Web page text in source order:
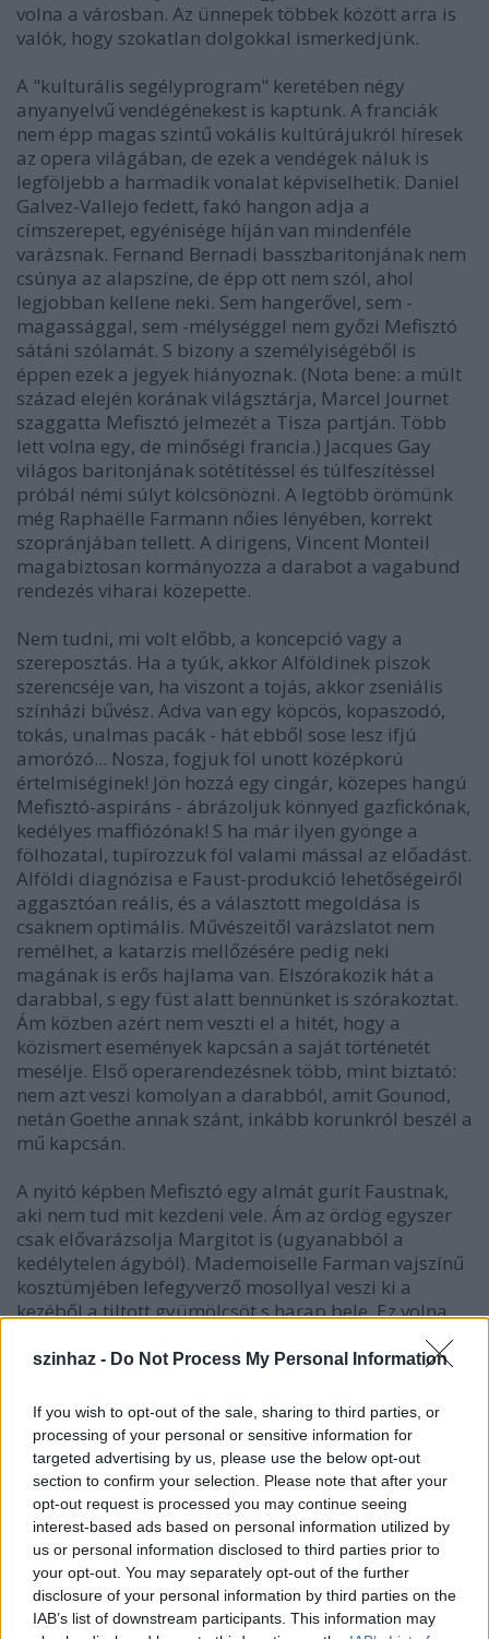
szinhaz - Do Not Process My Personal Information
If you wish to opt-out of the sale, sharing to third parties, or
processing of your personal or sensitive information for
targeted advertising by us, please use the below opt-out
section to confirm your selection. Please note that after your
opt-out request is processed you may continue seeing
interest-based ads based on personal information utilized by
us or personal information disclosed to third parties prior to
your opt-out. You may separately opt-out of the further
disclosure of your personal information by third parties on the
IAB’s list of downstream participants. This information may
volna a városban. Az ünnepek többek között arra is
valók, hogy szokatlan dolgokkal ismerkedjünk.
A "kulturális segélyprogram" keretében négy
anyanyelvű vendégénekest is kaptunk. A franciák
nem épp magas szintű vokális kultúrájukról híresek
az opera világában, de ezek a vendégek náluk is
legföljebb a harmadik vonalat képviselhetik. Daniel
Galvez-Vallejo fedett, fakó hangon adja a
címszerepet, egyénisége híján van mindenféle
varázsnak. Fernand Bernadi basszbaritonjának nem
csúnya az alapszíne, de épp ott nem szól, ahol
legjobban kellene neki. Sem hangerővel, sem -
magassággal, sem -mélységgel nem győzi Mefisztó
sátáni szólamát. S bizony a személyiségéből is
éppen ezek a jegyek hiányoznak. (Nota bene: a múlt
század elején korának világsztárja, Marcel Journet
szaggatta Mefisztó jelmezét a Tisza partján. Több
lett volna egy, de minőségi francia.) Jacques Gay
világos baritonjának sötétítéssel és túlfeszítéssel
próbál némi súlyt kölcsönözni. A legtöbb örömünk
még Raphaëlle Farmann nőies lényében, korrekt
szopránjában tellett. A dirigens, Vincent Monteil
magabiztosan kormányozza a darabot a vagabund
rendezés viharai közepette.
Nem tudni, mi volt előbb, a koncepció vagy a
szereposztás. Ha a tyúk, akkor Alföldinek piszok
szerencséje van, ha viszont a tojás, akkor zseniális
színházi bűvész. Adva van egy köpcös, kopaszodó,
tokás, unalmas pacák - hát ebből sose lesz ifjú
amorózó... Nosza, fogjuk föl unott középkorú
értelmiséginek! Jön hozzá egy cingár, közepes hangú
Mefisztó-aspiráns - ábrázoljuk könnyed gazfickónak,
kedélyes maffiózónak! S ha már ilyen gyönge a
fölhozatal, tupírozzuk föl valami mással az előadást.
Alföldi diagnózisa e Faust-produkció lehetőségeiről
aggasztóan reális, és a választott megoldása is
csaknem optimális. Művészeitől varázslatot nem
remélhet, a katarzis mellőzésére pedig neki
magának is erős hajlama van. Elszórakozik hát a
darabbal, s egy füst alatt bennünket is szórakoztat.
Ám közben azért nem veszti el a hitét, hogy a
közismert események kapcsán a saját történetét
mesélje. Első operarendezésnek több, mint biztató:
nem azt veszi komolyan a darabból, amit Gounod,
netán Goethe annak szánt, inkább korunkról beszél a
mű kapcsán.
A nyitó képben Mefisztó egy almát gurít Faustnak,
aki nem tud mit kezdeni vele. Ám az ördög egyszer
csak elővarázsolja Margitot is (ugyanabból a
kedélytelen ágyból). Mademoiselle Farman vajszínű
kosztümjében lefegyverző mosollyal veszi ki a
kezéből a tiltott gyümölcsöt s harap bele. Ez volna
hát a csábítás almája, a tudás, az eredendő bűn? No
de arról a kopasz fáról, amely egy képpel ezelőtt
A második kép: vasúti pályaudvar. A katonák akárha
az iraki háborúba indulnának. Valentin az
elitkommandó Rambója. Fekete zubbonya alól
kivillan promóciós fehér pólója: Margit arca van
rányomtatva. Két fölvonással odább majd Margitot
láthatjuk valentinos T-shirtben. Így, így!, bólintunk,
ott van ebben a vonzalomban a testvérszerelem
árnyéka. Valentin ismert imája - szerelmi vallomás
Margithoz.